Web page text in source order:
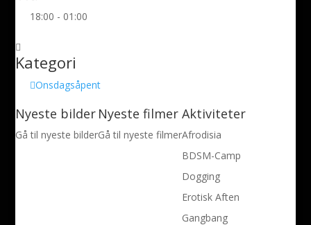
18:00 - 01:00
Kategori
Onsdagsåpent
Nyeste bilder
Gå til nyeste bilder
Nyeste filmer
Gå til nyeste filmer
Aktiviteter
Afrodisia
BDSM-Camp
Dogging
Erotisk Aften
Gangbang